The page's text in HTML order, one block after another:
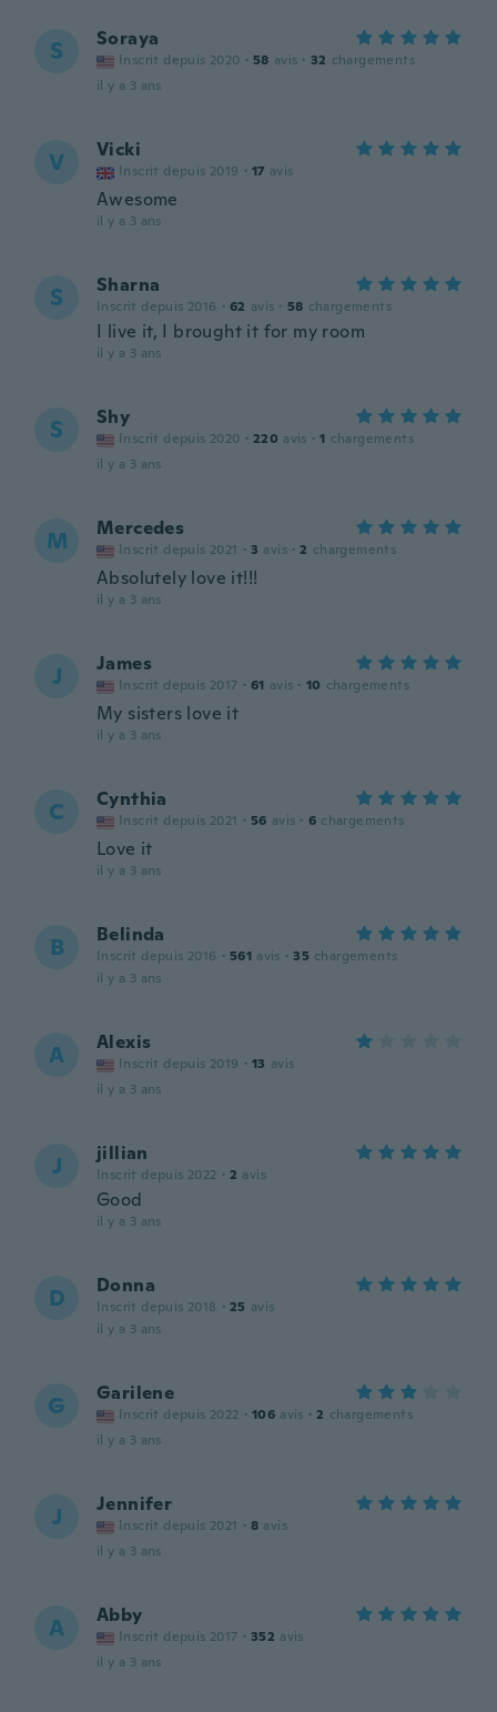
S Soraya
Inscrit depuis 2020 · 58 avis · 32 chargements
il y a 3 ans
V Vicki
Inscrit depuis 2019 · 17 avis
Awesome
il y a 3 ans
S Sharna
Inscrit depuis 2016 · 62 avis · 58 chargements
I live it, I brought it for my room
il y a 3 ans
S Shy
Inscrit depuis 2020 · 220 avis · 1 chargements
il y a 3 ans
M Mercedes
Inscrit depuis 2021 · 3 avis · 2 chargements
Absolutely love it!!!
il y a 3 ans
J James
Inscrit depuis 2017 · 61 avis · 10 chargements
My sisters love it
il y a 3 ans
C Cynthia
Inscrit depuis 2021 · 56 avis · 6 chargements
Love it
il y a 3 ans
B Belinda
Inscrit depuis 2016 · 561 avis · 35 chargements
il y a 3 ans
A Alexis
Inscrit depuis 2019 · 13 avis
il y a 3 ans
J jillian
Inscrit depuis 2022 · 2 avis
Good
il y a 3 ans
D Donna
Inscrit depuis 2018 · 25 avis
il y a 3 ans
G Garilene
Inscrit depuis 2022 · 106 avis · 2 chargements
il y a 3 ans
J Jennifer
Inscrit depuis 2021 · 8 avis
il y a 3 ans
A Abby
Inscrit depuis 2017 · 352 avis
il y a 3 ans